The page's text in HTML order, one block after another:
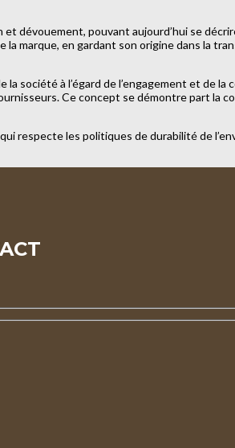
dévouement, pouvant aujourd’hui se
marque, en gardant son origine dans la
à l’égard de l’engagement et de la
Ce concept se démontre part la
respecte les politiques de durabilité de